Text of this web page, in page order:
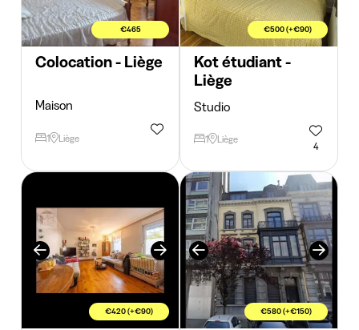
€465
Colocation - Liège
Maison
1 Liège
€500 (+€90)
Kot étudiant -
Liège
Studio
1 Liège
4
€420 (+€90) €580 (+€150)